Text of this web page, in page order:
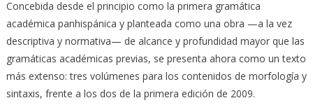
Concebida desde el principio como la primera gramática
académica panhispánica y planteada como una obra —a la vez
descriptiva y normativa— de alcance y profundidad mayor que las
gramáticas académicas previas, se presenta ahora como un texto
más extenso: tres volúmenes para los contenidos de morfología y
sintaxis, frente a los dos de la primera edición de 2009.